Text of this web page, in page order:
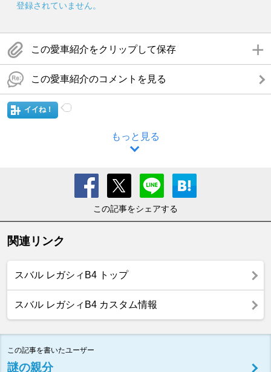
登録されていません。
この愛車紹介をクリップして保存
この愛車紹介のコメントを見る
イイね！
もっと見る
この記事をシェアする
関連リンク
スバル レガシィB4 トップ
スバル レガシィB4 カスタム情報
この記事を書いたユーザー
謎の親分